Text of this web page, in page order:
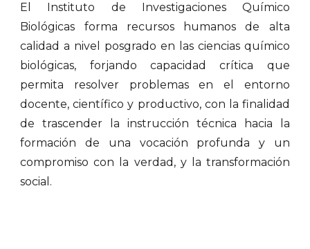
El Instituto de Investigaciones Químico
Biológicas forma recursos humanos de alta
calidad a nivel posgrado en las ciencias químico
biológicas, forjando capacidad crítica que
permita resolver problemas en el entorno
docente, científico y productivo, con la finalidad
de trascender la instrucción técnica hacia la
formación de una vocación profunda y un
compromiso con la verdad, y la transformación
social.